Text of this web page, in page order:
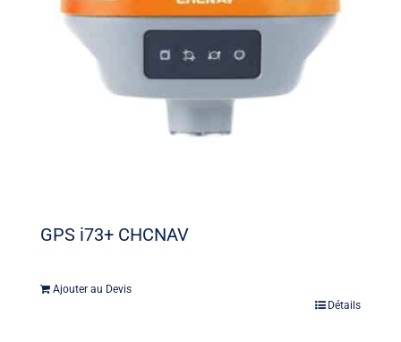
GPS i73+ CHCNAV
Ajouter au Devis
Détails